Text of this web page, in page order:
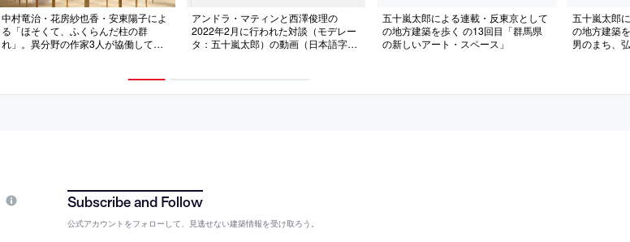
中村竜治・花房紗也香・安東陽子によ
る「ほそくて、ふくらんだ柱の群
れ」。異分野の作家3人が協働して制
に“エンタシス柱”での空間構成を考
案。安東の制作のクッションが柱を固
アンドラ・マティンと西澤俊理の
2022年2月に行われた対談（モデレー
タ：五十嵐太郎）の動画（日本語字幕
五十嵐太郎による連載・反東京として
の地方建築を歩く の13回目「群馬県
の新しいアート・スペース」
五十嵐太郎
の地方建築
男のまち、
公式アカウントをフォローして、見逃せない建築情報を受け取ろう。